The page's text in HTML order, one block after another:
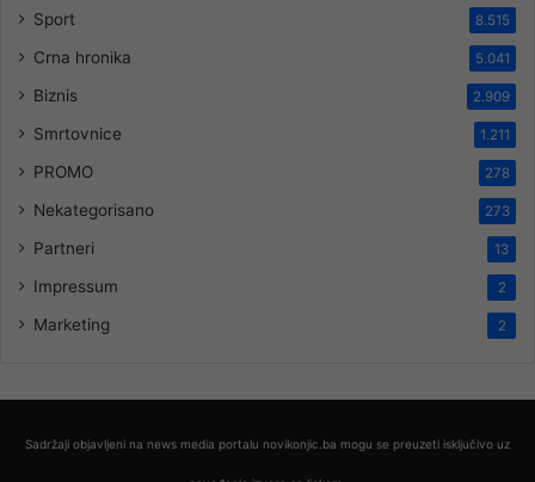
Sport 8.515
Crna hronika 5.041
Biznis 2.909
Smrtovnice 1.211
PROMO 278
Nekategorisano 273
Partneri 13
Impressum 2
Marketing 2
Sadržaji objavljeni na news media portalu novikonjic.ba mogu se preuzeti isključivo uz